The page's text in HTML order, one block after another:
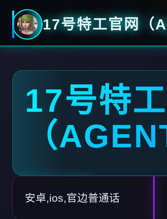
17号特工官网（
17号特
（
安卓,ios,官边普通话